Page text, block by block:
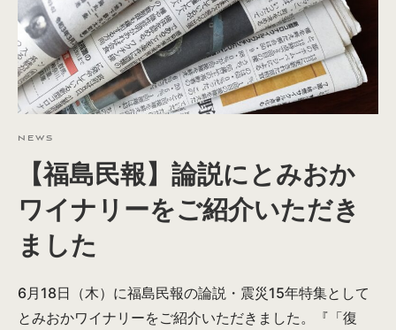
NEWS
【福島民報】論説にとみおか
ワイナリーをご紹介いただき
ました
6月18日（木）に福島民報の論説・震災15年特集として
とみおかワイナリーをご紹介いただきました。『「復